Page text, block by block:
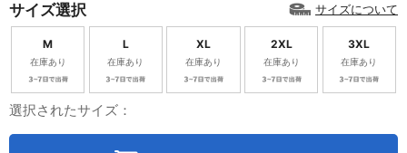
サイズ選択 サイズについて
M
在庫あり
L
在庫あり
XL
在庫あり
2XL
在庫あり
3XL
在庫あり
選択されたサイズ：